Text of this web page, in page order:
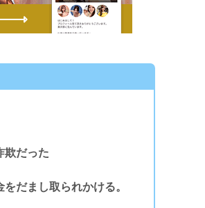
欺だった
だまし取られかける。